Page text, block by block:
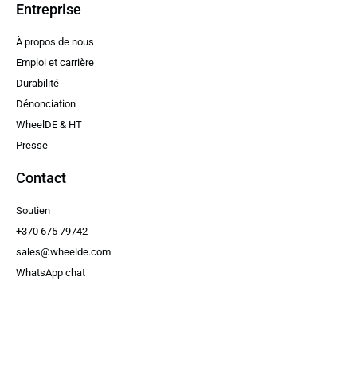
Entreprise
À propos de nous
Emploi et carrière
Durabilité
Dénonciation
WheelDE & HT
Presse
Contact
Soutien
+370 675 79742
sales@wheelde.com
WhatsApp chat